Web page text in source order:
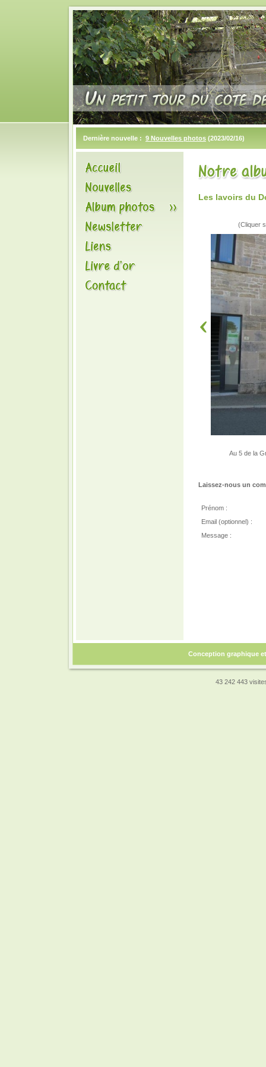
Dernière nouvelle : 9 Nouvelles photos (2023/02/16)
Les lavoirs du
(Cliquer
Au 5 de la
Laissez-nous un
Prénom :
Email (optionnel) :
Message :
Conception graphique
43 242 443